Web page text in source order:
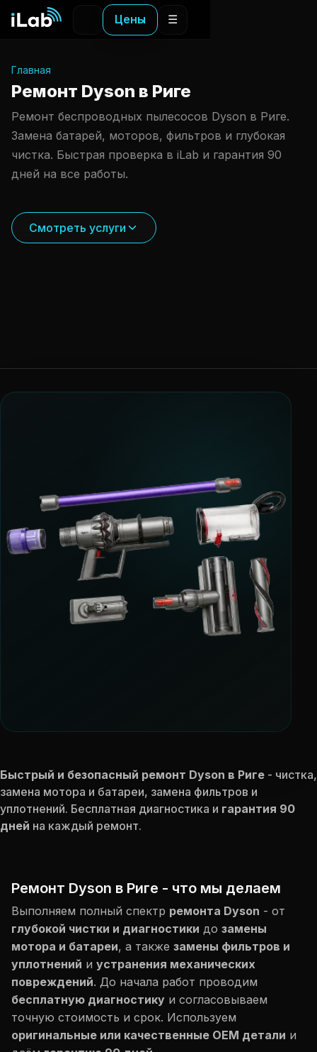
Цены ☰
Главная
Ремонт Dyson в Риге
Ремонт беспроводных пылесосов Dyson в Риге.
Замена батарей, моторов, фильтров и глубокая
чистка. Быстрая проверка в iLab и гарантия 90
дней на все работы.
Смотреть услуги
Быстрый и безопасный ремонт Dyson в Риге - чистка,
замена мотора и батареи, замена фильтров и
уплотнений. Бесплатная диагностика и гарантия 90
дней на каждый ремонт.
Ремонт Dyson в Риге - что мы делаем
Выполняем полный спектр ремонта Dyson - от
глубокой чистки и диагностики до замены
мотора и батареи, а также замены фильтров и
уплотнений и устранения механических
повреждений. До начала работ проводим
бесплатную диагностику и согласовываем
точную стоимость и срок. Используем
оригинальные или качественные OEM детали и